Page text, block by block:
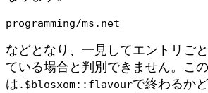
programming/ms.net
などとなり、一見してエントリご
ている場合と判別できません。こ
は .$blosxom::flavourで終わるか